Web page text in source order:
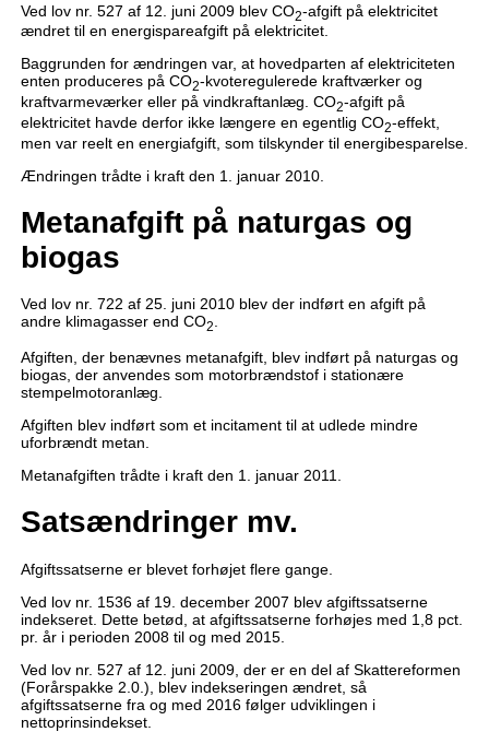
Ved lov nr. 527 af 12. juni 2009 blev CO2-afgift på elektricitet
ændret til en energispareafgift på elektricitet.
Baggrunden for ændringen var, at hovedparten af elektriciteten
enten produceres på CO2-kvoteregulerede kraftværker og
kraftvarmeværker eller på vindkraftanlæg. CO2-afgift på
elektricitet havde derfor ikke længere en egentlig CO2-effekt,
men var reelt en energiafgift, som tilskynder til energibesparelse.
Ændringen trådte i kraft den 1. januar 2010.
Metanafgift på naturgas og
biogas
Ved lov nr. 722 af 25. juni 2010 blev der indført en afgift på
andre klimagasser end CO2.
Afgiften, der benævnes metanafgift, blev indført på naturgas og
biogas, der anvendes som motorbrændstof i stationære
stempelmotoranlæg.
Afgiften blev indført som et incitament til at udlede mindre
uforbrændt metan.
Metanafgiften trådte i kraft den 1. januar 2011.
Satsændringer mv.
Afgiftssatserne er blevet forhøjet flere gange.
Ved lov nr. 1536 af 19. december 2007 blev afgiftssatserne
indekseret. Dette betød, at afgiftssatserne forhøjes med 1,8 pct.
pr. år i perioden 2008 til og med 2015.
Ved lov nr. 527 af 12. juni 2009, der er en del af Skattereformen
(Forårspakke 2.0.), blev indekseringen ændret, så
afgiftssatserne fra og med 2016 følger udviklingen i
nettoprinsindekset.